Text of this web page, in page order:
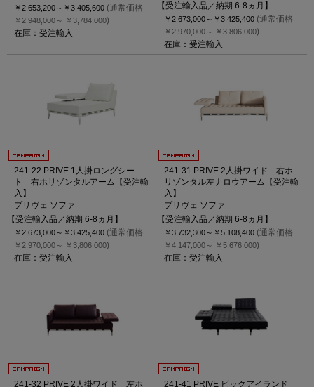
￥2,653,200～ ￥3,405,600 (通常価格
￥2,948,000～ ￥3,784,000)
在庫：受注輸入
【受注輸入品／納期 6-8ヵ月】
￥2,673,000～ ￥3,425,400 (通常価格
￥2,970,000～ ￥3,806,000)
在庫：受注輸入
241-22 PRIVE 1人掛ロングシー
ト 右ホリゾンタルアーム【受注輸
入】
プリヴェ ソファ
【受注輸入品／納期 6-8ヵ月】
￥2,673,000～ ￥3,425,400 (通常価格
￥2,970,000～ ￥3,806,000)
在庫：受注輸入
241-31 PRIVE 2人掛ワイド 右ホ
リゾンタル左ナロウアーム【受注輸
入】
プリヴェ ソファ
【受注輸入品／納期 6-8ヵ月】
￥3,732,300～ ￥5,108,400 (通常価格
￥4,147,000～ ￥5,676,000)
在庫：受注輸入
241-32 PRIVE 2人掛ワイド 左ホ
241-41 PRIVE ビックアイランド